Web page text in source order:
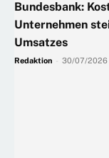
Bundesbank:
Unternehmen
Umsatzes
Redaktion 30/07/2026